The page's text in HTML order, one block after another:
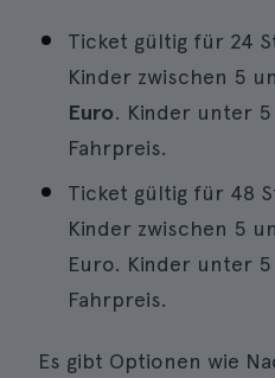
Ticket gültig für 24
Kinder zwischen 5
Euro. Kinder unter 5
Fahrpreis.
Ticket gültig für 48
Kinder zwischen 5
Euro. Kinder unter
Fahrpreis.
Es gibt Optionen wie